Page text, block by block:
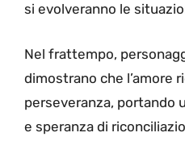
si evolveranno le
Nel frattempo,
dimostrano che l’amore
perseveranza, portando
e speranza di